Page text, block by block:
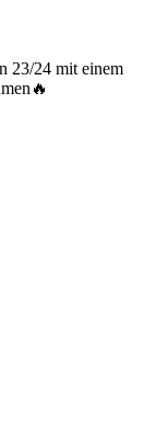
23/24 mit einem